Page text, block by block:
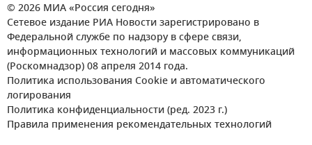
© 2026 МИА «Россия сегодня»
Сетевое издание РИА Новости зарегистрировано в
Федеральной службе по надзору в сфере связи,
информационных технологий и массовых коммуникаций
(Роскомнадзор) 08 апреля 2014 года.
Политика использования Cookie и автоматического
логирования
Политика конфиденциальности (ред. 2023 г.)
Правила применения рекомендательных технологий